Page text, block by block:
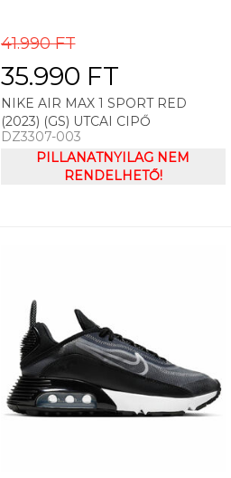
41.990 FT
35.990 FT
NIKE AIR MAX 1 SPORT RED
(2023) (GS) UTCAI CIPŐ
DZ3307-003
PILLANATNYILAG NEM
RENDELHETŐ!